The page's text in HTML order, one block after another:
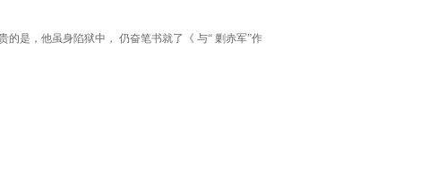
是，他虽身陷狱中， 仍奋笔书就了《 与“ 剿赤军”作